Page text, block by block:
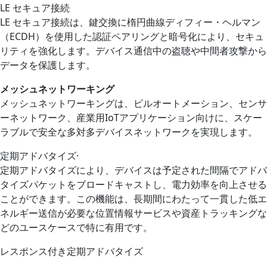
LE セキュア接続
LE セキュア接続は、鍵交換に楕円曲線ディフィー・ヘルマン
（ECDH）を使用した認証ペアリングと暗号化により、セキュ
リティを強化します。デバイス通信中の盗聴や中間者攻撃から
データを保護します。
メッシュネットワーキング
メッシュネットワーキングは、ビルオートメーション、センサ
ーネットワーク、産業用IoTアプリケーション向けに、スケー
ラブルで安全な多対多デバイスネットワークを実現します。
定期アドバタイズ·
定期アドバタイズにより、デバイスは予定された間隔でアドバ
タイズパケットをブロードキャストし、電力効率を向上させる
ことができます。この機能は、長期間にわたって一貫した低エ
ネルギー送信が必要な位置情報サービスや資産トラッキングな
どのユースケースで特に有用です。
レスポンス付き定期アドバタイズ